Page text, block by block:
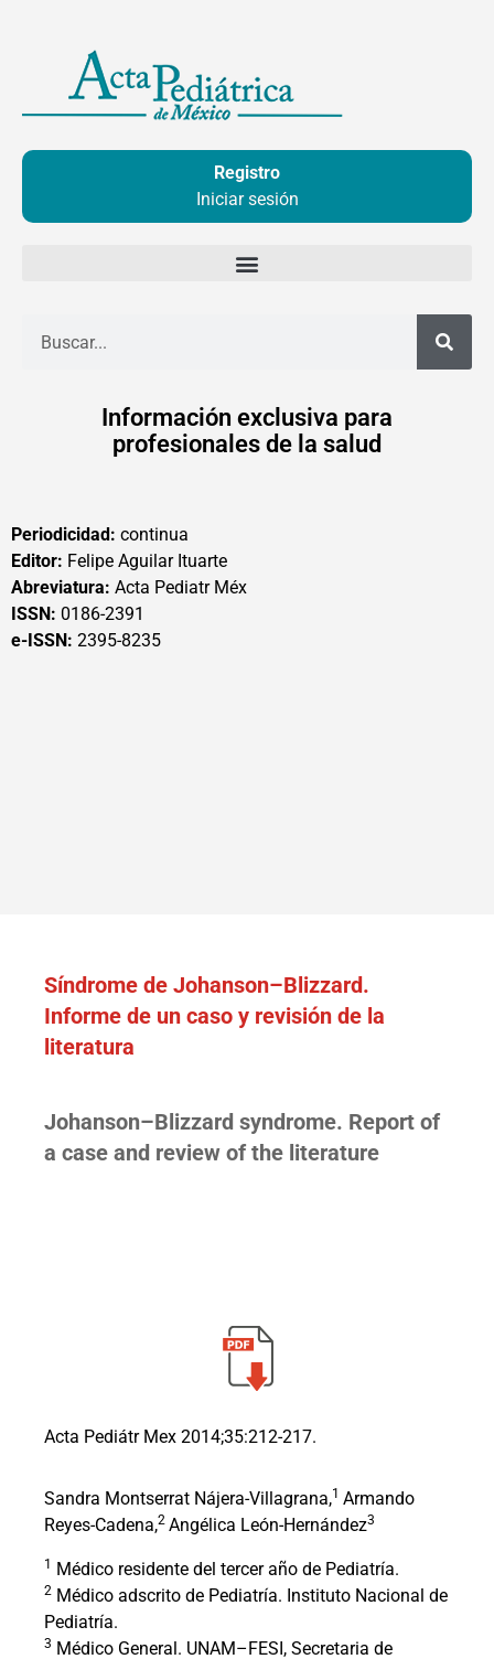
contenido
Registro
Iniciar sesión
Información exclusiva para
profesionales de la salud
Periodicidad: continua
Editor: Felipe Aguilar Ituarte
Abreviatura: Acta Pediatr Méx
ISSN: 0186-2391
e-ISSN: 2395-8235
Síndrome de Johanson–Blizzard.
Informe de un caso y revisión de la
literatura
Johanson–Blizzard syndrome. Report of
a case and review of the literature
Acta Pediátr Mex 2014;35:212-217.
Sandra Montserrat Nájera-Villagrana,1 Armando
Reyes-Cadena,2 Angélica León-Hernández3
1 Médico residente del tercer año de Pediatría.
2 Médico adscrito de Pediatría. Instituto Nacional de
Pediatría.
3 Médico General. UNAM–FESI, Secretaria de